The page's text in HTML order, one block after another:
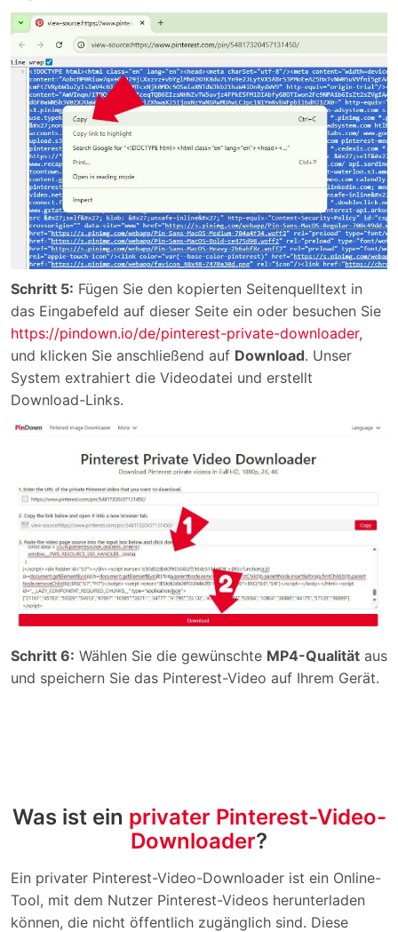
Schritt 5: Fügen Sie den kopierten Seitenquelltext in
das Eingabefeld auf dieser Seite ein oder besuchen Sie
https://pindown.io/de/pinterest-private-downloader,
und klicken Sie anschließend auf Download. Unser
System extrahiert die Videodatei und erstellt
Download-Links.
Schritt 6: Wählen Sie die gewünschte MP4-Qualität aus
und speichern Sie das Pinterest-Video auf Ihrem Gerät.
Was ist ein privater Pinterest-Video-
Downloader?
Ein privater Pinterest-Video-Downloader ist ein Online-
Tool, mit dem Nutzer Pinterest-Videos herunterladen
können, die nicht öffentlich zugänglich sind. Diese